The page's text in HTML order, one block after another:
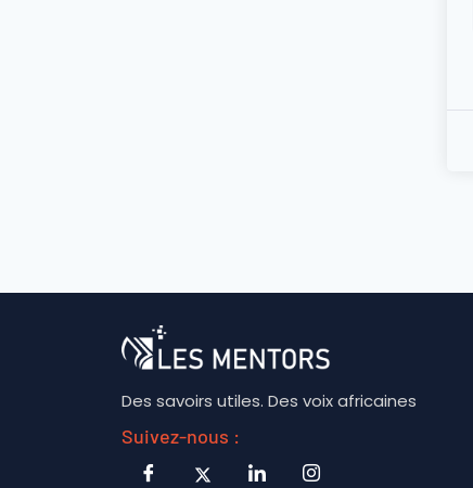
Des savoirs utiles. Des voix africaines
Suivez-nous :